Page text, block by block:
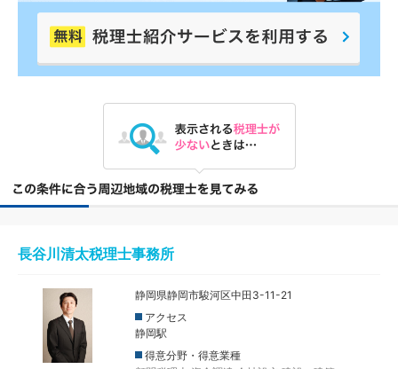
長谷川清太税理士事務所
静岡県静岡市駿河区中田3-11-21
アクセス
静岡駅
得意分野・得意業種